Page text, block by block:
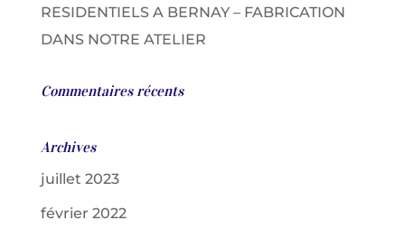
RESIDENTIELS A BERNAY – FABRICATION
DANS NOTRE ATELIER
Commentaires récents
Archives
juillet 2023
février 2022